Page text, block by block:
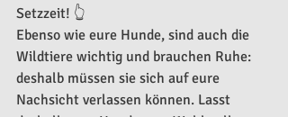
Setzzeit! 👆
Ebenso wie eure Hunde, sind auch die
Wildtiere wichtig und brauchen Ruhe:
deshalb müssen sie sich auf eure
Nachsicht verlassen können. Lasst